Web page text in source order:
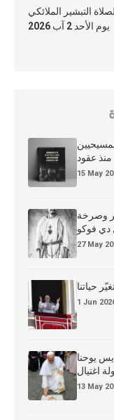
التبشير الملائكي
يوم الأحد 2 آب 2026
منذ عقود
15 May
وصرخة
دي فوكو
27 May
حياتنا
1 Jun
يوحنا
اغتيال
13 May